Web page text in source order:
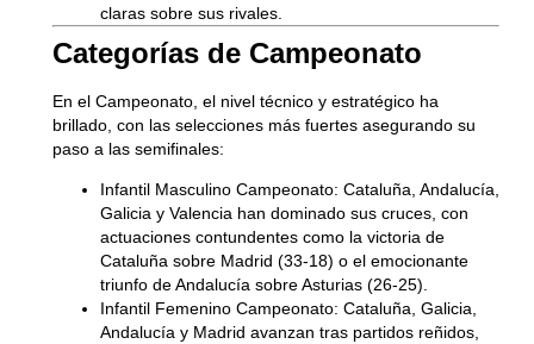
claras sobre sus rivales.
Categorías de Campeonato
En el Campeonato, el nivel técnico y estratégico ha
brillado, con las selecciones más fuertes asegurando su
paso a las semifinales:
Infantil Masculino Campeonato: Cataluña, Andalucía,
Galicia y Valencia han dominado sus cruces, con
actuaciones contundentes como la victoria de
Cataluña sobre Madrid (33-18) o el emocionante
triunfo de Andalucía sobre Asturias (26-25).
Infantil Femenino Campeonato: Cataluña, Galicia,
Andalucía y Madrid avanzan tras partidos reñidos,